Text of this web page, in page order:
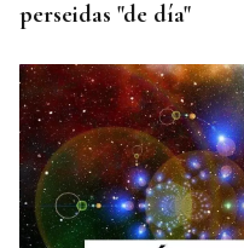
perseidas "de día"